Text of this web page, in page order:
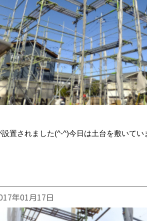
設置されました(^-^)今日は土台を敷いてい
年01月17日